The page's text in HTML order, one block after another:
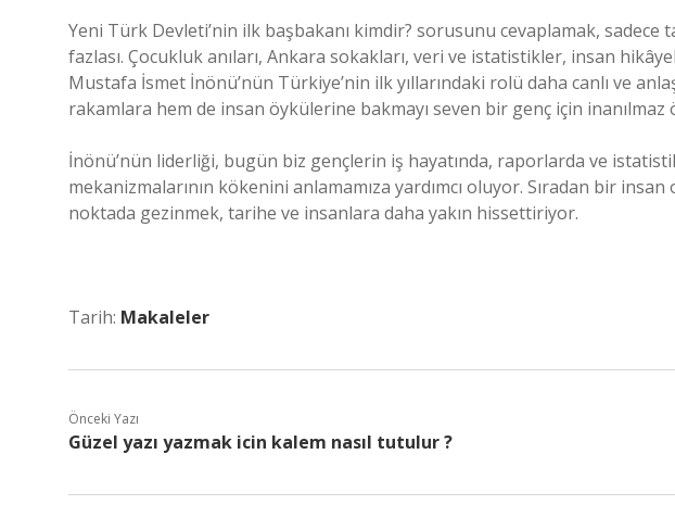
Yeni Türk Devleti’nin ilk başbakanı kimdir? sorusunu cevaplamak,
fazlası. Çocukluk anıları, Ankara sokakları, veri ve istatistikler, insan
Mustafa İsmet İnönü’nün Türkiye’nin ilk yıllarındaki rolü daha canlı ve
rakamlara hem de insan öykülerine bakmayı seven bir genç için inanılmaz
İnönü’nün liderliği, bugün biz gençlerin iş hayatında, raporlarda ve
mekanizmalarının kökenini anlamamıza yardımcı oluyor. Sıradan bir
noktada gezinmek, tarihe ve insanlara daha yakın hissettiriyor.
Tarih: Makaleler
Önceki Yazı
Güzel yazı yazmak icin kalem nasıl tutulur ?